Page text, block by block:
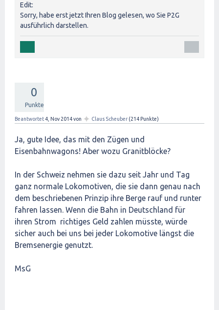
Edit:
Sorry, habe erst jetzt Ihren Blog gelesen, wo Sie P2G
ausführlich darstellen.
0
Punkte
Beantwortet4, Nov 2014von ✦ Claus Scheuber (214 Punkte)
Ja, gute Idee, das mit den Zügen und
Eisenbahnwagons! Aber wozu Granitblöcke?
In der Schweiz nehmen sie dazu seit Jahr und Tag
ganz normale Lokomotiven, die sie dann genau nach
dem beschriebenen Prinzip ihre Berge rauf und runter
fahren lassen. Wenn die Bahn in Deutschland für
ihren Strom richtiges Geld zahlen müsste, würde
sicher auch bei uns bei jeder Lokomotive längst die
Bremsenergie genutzt.
MsG